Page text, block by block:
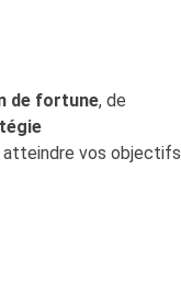
de fortune, de
atteindre vos objectifs